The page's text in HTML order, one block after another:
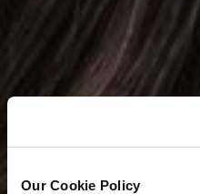
Our Cookie Policy